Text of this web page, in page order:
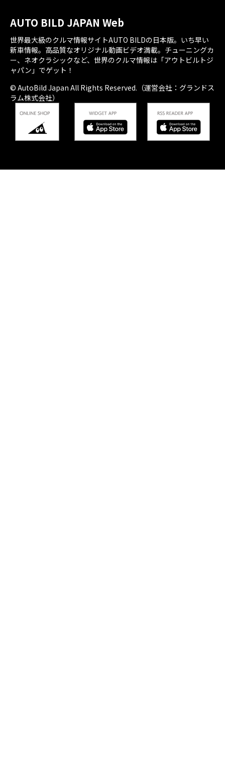
AUTO BILD JAPAN Web
世界最大級のクルマ情報サイトAUTO BILDの日本版。いち早い
新車情報。高品質なオリジナル動画ビデオ満載。チューニングカ
ー、ネオクラシックなど、世界のクルマ情報は「アウトビルトジ
ャパン」でゲット！
© AutoBild Japan All Rights Reserved.（運営会社：グランドス
ラム株式会社）